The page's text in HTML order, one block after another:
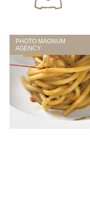
PHOTO MAGNUM
AGENCY